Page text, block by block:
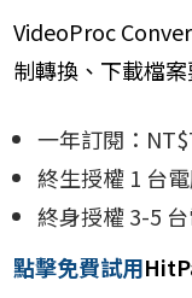
VideoProc
制轉換、下載檔案
一年訂閱：
終生授權 1 台電
終身授權 3-5 台
點擊免費試用